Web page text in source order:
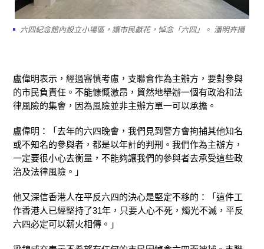
六四紀念館內設立小場區，讓市民獻花，悼念「六四」。 潘明卉攝
盧偉明表示，經過審慎考慮，支聯會作為主辦方，要對參與
的市民負責任。不能慷慨激昂，貿然地舉辦一個有政治和法
律風險的集會，因為風險並非主辦方單一可以承擔。
盧偉明：「去年的六四晚會，我們見到警方會拘捕其他知名
或不知名的參與者，都是以年計的判刑。我們作為主辦方，
一定要很小心去衡量，不能夠讓我們的參與者去承受這些政
治及法律風險。」
他又深信香港人在平反六四的決心是堅定不移的：「這件工
作香港人已經堅持了31年，只要人心不死，燭光不滅，平反
六四必定可以薪火相傳。」